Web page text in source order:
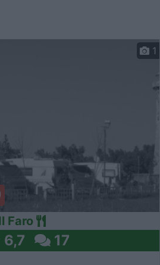
1
Faro
6,7 17